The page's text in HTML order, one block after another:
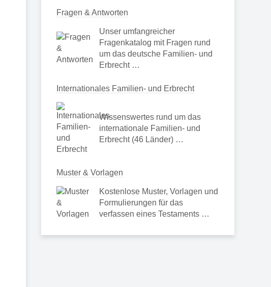
Fragen & Antworten
Unser umfangreicher
Fragenkatalog mit Fragen rund
um das deutsche Familien- und
Erbrecht …
Internationales Familien- und Erbrecht
Wissenswertes rund um das
internationale Familien- und
Erbrecht (46 Länder) …
Muster & Vorlagen
Kostenlose Muster, Vorlagen und
Formulierungen für das
verfassen eines Testaments …